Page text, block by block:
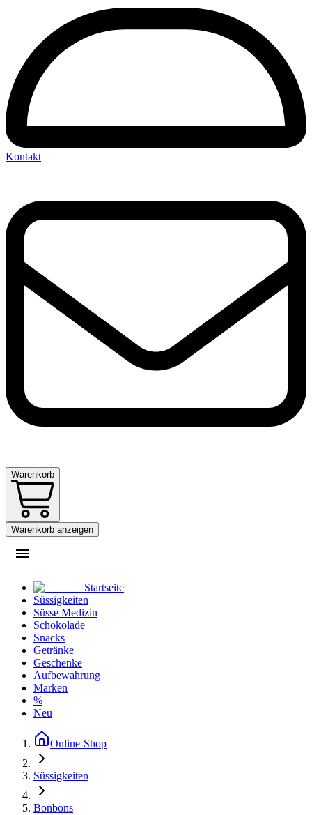
Kontakt
Warenkorb
Warenkorb anzeigen
Startseite
Süssigkeiten
Süsse Medizin
Schokolade
Snacks
Getränke
Geschenke
Aufbewahrung
Marken
%
Neu
Online-Shop
Süssigkeiten
Bonbons